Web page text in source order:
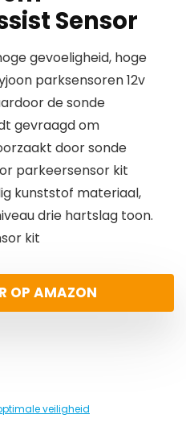
Sensor
gevoeligheid, hoge
parksensoren 12v
de sonde
gevraagd om
door sonde
parkeersensor kit
kunststof materiaal,
drie hartslag toon.
kit
OP AMAZON
veiligheid